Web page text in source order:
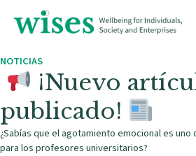
contenido
NOTICIAS
¡Nuevo
publicado!
¿Sabías que el agotamiento emocional es
para los profesores universitarios?